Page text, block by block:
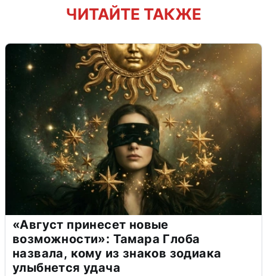
ЧИТАЙТЕ ТАКЖЕ
«Август принесет новые
возможности»: Тамара Глоба
назвала, кому из знаков зодиака
улыбнется удача